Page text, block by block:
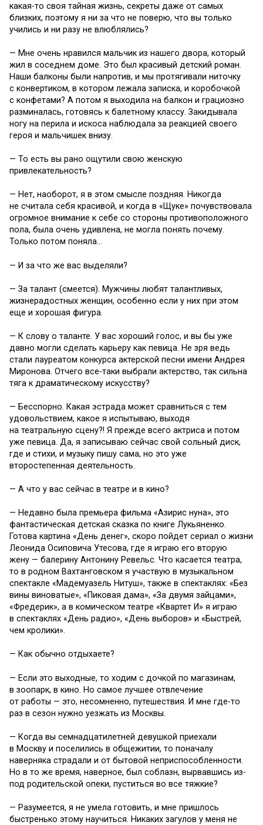
какая-то своя тайная жизнь, секреты даже от самых
близких, поэтому я ни за что не поверю, что вы только
учились и ни разу не влюблялись?
— Мне очень нравился мальчик из нашего двора, который
жил в соседнем доме. Это был красивый детский роман.
Наши балконы были напротив, и мы протягивали ниточку
с конвертиком, в котором лежала записка, и коробочкой
с конфетами? А потом я выходила на балкон и грациозно
разминалась, готовясь к балетному классу. Закидывала
ногу на перила и искоса наблюдала за реакцией своего
героя и мальчишек внизу.
— То есть вы рано ощутили свою женскую
привлекательность?
— Нет, наоборот, я в этом смысле поздняя. Никогда
не считала себя красивой, и когда в «Щуке» почувствовала
огромное внимание к себе со стороны противоположного
пола, была очень удивлена, не могла понять почему.
Только потом поняла…
— И за что же вас выделяли?
— За талант (смеется). Мужчины любят талантливых,
жизнерадостных женщин, особенно если у них при этом
еще и хорошая фигура.
— К слову о таланте. У вас хороший голос, и вы бы уже
давно могли сделать карьеру как певица. Не зря ведь
стали лауреатом конкурса актерской песни имени Андрея
Миронова. Отчего все-таки выбрали актерство, так сильна
тяга к драматическому искусству?
— Бесспорно. Какая эстрада может сравниться с тем
удовольствием, какое я испытываю, выходя
на театральную сцену?! Я прежде всего актриса и потом
уже певица. Да, я записываю сейчас свой сольный диск,
где и стихи, и музыку пишу сама, но это уже
второстепенная деятельность.
— А что у вас сейчас в театре и в кино?
— Недавно была премьера фильма «Азирис нуна», это
фантастическая детская сказка по книге Лукьяненко.
Готова картина «День денег», скоро пойдет сериал о жизни
Леонида Осиповича Утесова, где я играю его вторую
жену — балерину Антонину Ревельс. Что касается театра,
то в родном Вахтанговском я участвую в музыкальном
спектакле «Мадемуазель Нитуш», также в спектаклях: «Без
вины виноватые», «Пиковая дама», «За двумя зайцами»,
«Фредерик», а в комическом театре «Квартет И» я играю
в спектаклях «День радио», «День выборов» и «Быстрей,
чем кролики».
— Как обычно отдыхаете?
— Если это выходные, то ходим с дочкой по магазинам,
в зоопарк, в кино. Но самое лучшее отвлечение
от работы — это, несомненно, путешествия. И мне где-то
раз в сезон нужно уезжать из Москвы.
— Когда вы семнадцатилетней девушкой приехали
в Москву и поселились в общежитии, то поначалу
наверняка страдали и от бытовой неприспособленности.
Но в то же время, наверное, был соблазн, вырвавшись из-
под родительской опеки, пуститься во все тяжкие?
— Разумеется, я не умела готовить, и мне пришлось
быстренько этому научиться. Никаких загулов у меня не